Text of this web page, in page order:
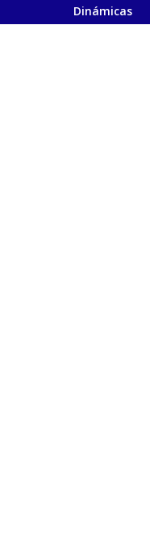
Dinámicas